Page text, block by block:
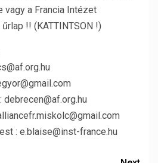
vagy a Francia Intézet
!! (KATTINTSON !)
: e.blaise@inst-france.hu